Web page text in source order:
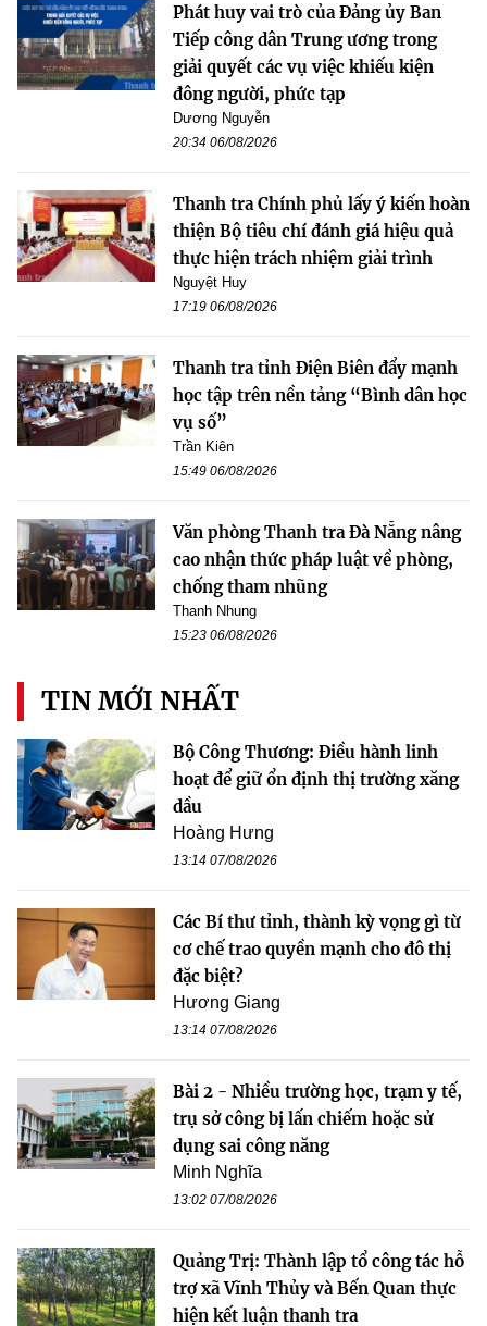
Phát huy vai trò của Đảng ủy Ban
Tiếp công dân Trung ương trong
giải quyết các vụ việc khiếu kiện
đông người, phức tạp
Dương Nguyễn
20:34 06/08/2026
Thanh tra Chính phủ lấy ý kiến hoàn
thiện Bộ tiêu chí đánh giá hiệu quả
thực hiện trách nhiệm giải trình
Nguyệt Huy
17:19 06/08/2026
Thanh tra tỉnh Điện Biên đẩy mạnh
học tập trên nền tảng “Bình dân học
vụ số”
Trần Kiên
15:49 06/08/2026
Văn phòng Thanh tra Đà Nẵng nâng
cao nhận thức pháp luật về phòng,
chống tham nhũng
Thanh Nhung
15:23 06/08/2026
TIN MỚI NHẤT
Bộ Công Thương: Điều hành linh
hoạt để giữ ổn định thị trường xăng
dầu
Hoàng Hưng
13:14 07/08/2026
Các Bí thư tỉnh, thành kỳ vọng gì từ
cơ chế trao quyền mạnh cho đô thị
đặc biệt?
Hương Giang
13:14 07/08/2026
Bài 2 - Nhiều trường học, trạm y tế,
trụ sở công bị lấn chiếm hoặc sử
dụng sai công năng
Minh Nghĩa
13:02 07/08/2026
Quảng Trị: Thành lập tổ công tác hỗ
trợ xã Vĩnh Thủy và Bến Quan thực
hiện kết luận thanh tra